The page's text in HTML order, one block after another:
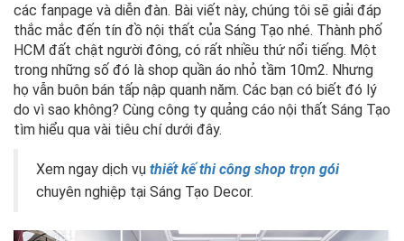
các fanpage và diễn đàn. Bài viết này, chúng tôi sẽ giải đáp
thắc mắc đến tín đồ nội thất của Sáng Tạo nhé. Thành phố
HCM đất chật người đông, có rất nhiều thứ nổi tiếng. Một
trong những số đó là shop quần áo nhỏ tầm 10m2. Nhưng
họ vẫn buôn bán tấp nập quanh năm. Các bạn có biết đó lý
do vì sao không? Cùng công ty quảng cáo nội thất Sáng Tạo
tìm hiểu qua vài tiêu chí dưới đây.
Xem ngay dịch vụ thiết kế thi công shop trọn gói
chuyên nghiệp tại Sáng Tạo Decor.